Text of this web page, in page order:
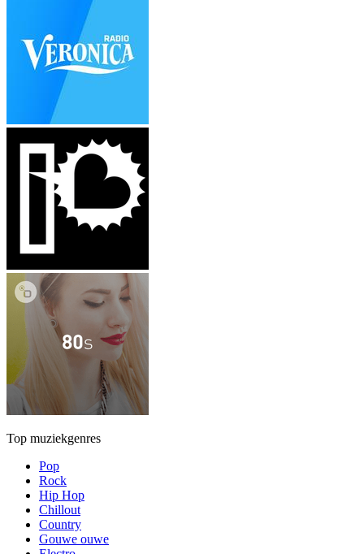
Top muziekgenres
Pop
Rock
Hip Hop
Chillout
Country
Gouwe ouwe